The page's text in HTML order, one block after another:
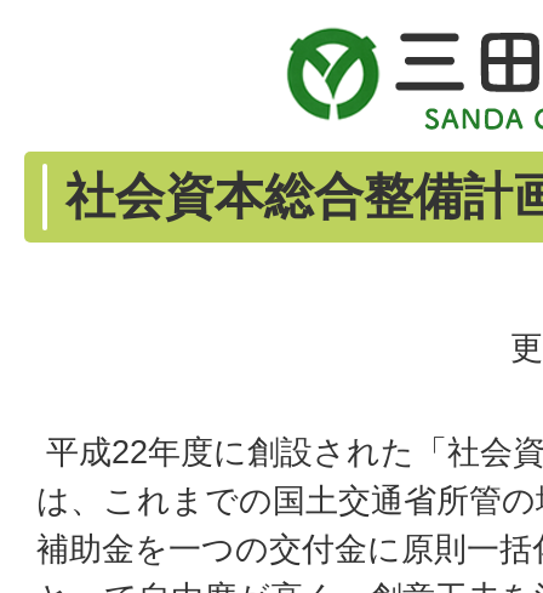
社会資本総合整備計
平成22年度に創設された「社会
は、これまでの国土交通省所管
補助金を一つの交付金に原則一